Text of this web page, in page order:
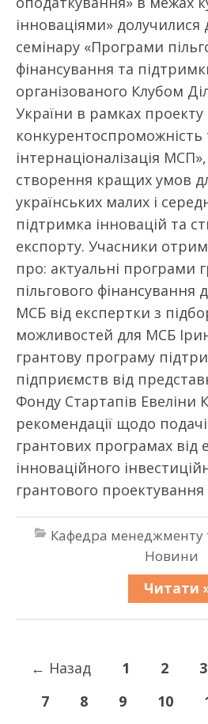
інноваціями»
семінару «Програми
фінансування та
організованого Клубом
України в рамках проекту
конкурентоспроможність
інтернаціоналізація
створення кращих умов
українських малих і
підтримка інновацій та
експорту. Учасники
про: актуальні програми
пільгового фінансування
МСБ від експертки з
можливостей для МСБ
грантову програму
підприємств від
Фонду Стартапів Евеліни
рекомендації щодо подачі
грантових програмах від
інноваційного
грантового
Кафедра менеджменту
Новини
Читати
← Назад 1 2 3
7
8 9 10